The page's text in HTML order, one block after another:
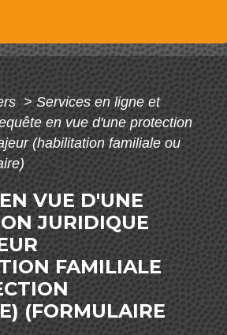
> Services en ligne et
en vue d'une protection
(habilitation familiale ou
VUE D'UNE
JURIDIQUE
FAMILIALE
(FORMULAIRE